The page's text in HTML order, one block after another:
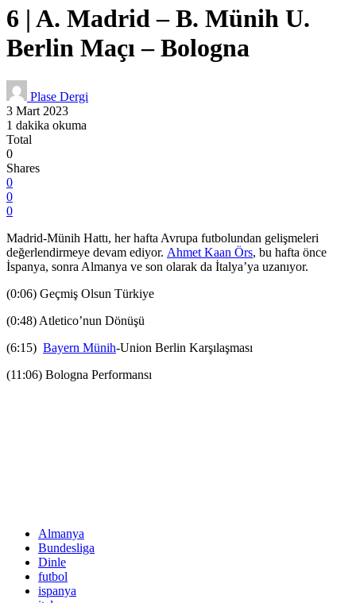
6 | A. Madrid – B. Münih U.
Berlin Maçı – Bologna
Plase Dergi
3 Mart 2023
1 dakika okuma
Total
0
Shares
0
0
0
Madrid-Münih Hattı, her hafta Avrupa futbolundan gelişmeleri
değerlendirmeye devam ediyor. Ahmet Kaan Örs, bu hafta önce
İspanya, sonra Almanya ve son olarak da İtalya’ya uzanıyor.
(0:06) Geçmiş Olsun Türkiye
(0:48) Atletico’nun Dönüşü
(6:15) Bayern Münih-Union Berlin Karşılaşması
(11:06) Bologna Performansı
Almanya
Bundesliga
Dinle
futbol
ispanya